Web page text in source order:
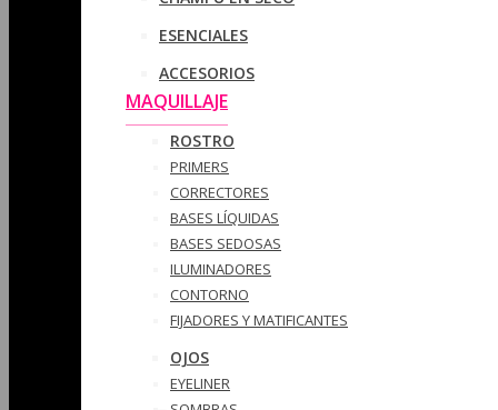
ESENCIALES
ACCESORIOS
MAQUILLAJE
ROSTRO
PRIMERS
CORRECTORES
BASES LÍQUIDAS
BASES SEDOSAS
ILUMINADORES
CONTORNO
FIJADORES Y MATIFICANTES
OJOS
EYELINER